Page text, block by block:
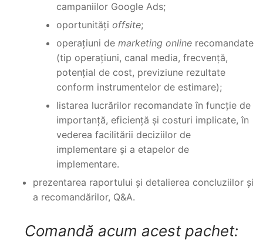
campaniilor Google Ads;
oportunități offsite;
operațiuni de marketing online recomandate
(tip operațiuni, canal media, frecvență,
potențial de cost, previziune rezultate
conform instrumentelor de estimare);
listarea lucrărilor recomandate în funcție de
importanță, eficiență și costuri implicate, în
vederea facilitării deciziilor de
implementare și a etapelor de
implementare.
prezentarea raportului și detalierea concluziilor și
a recomandărilor, Q&A.
Comandă acum acest pachet: